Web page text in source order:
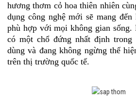
hương thơm cỏ hoa thiên nhiên
dụng công nghệ mới sẽ mang
phù hợp với mọi không gian sống.
có một chổ đứng nhất định
dùng và đang không ngừng thể
trên thị trường quốc tế.